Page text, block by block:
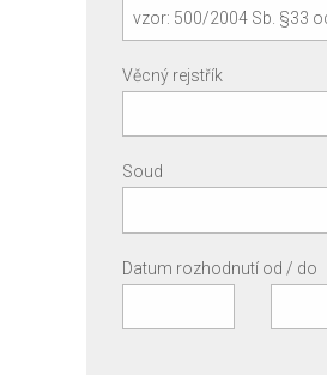
Věcný rejstřík
Soud
Datum rozhodnutí od / do